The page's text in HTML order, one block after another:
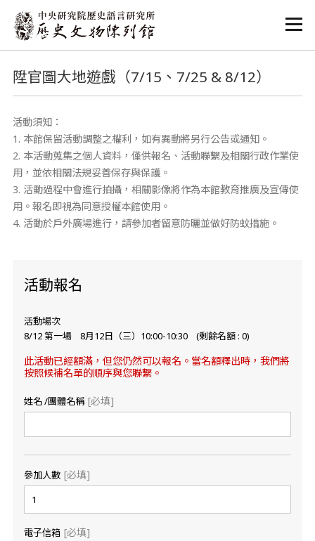
:::
:::
陞官圖大地遊戲（7/15、7/25 & 8/12）
活動須知：
1. 本館保留活動調整之權利，如有異動將另行公告或通知。
2. 本活動蒐集之個人資料，僅供報名、活動聯繫及相關行政作業使
用，並依相關法規妥善保存與保護。
3. 活動過程中會進行拍攝，相關影像將作為本館教育推廣及宣傳使
用。報名即視為同意授權本館使用。
4. 活動於戶外廣場進行，請參加者留意防曬並做好防蚊措施。
活動報名
活動場次
8/12 第一場 8月12日（三）10:00-10:30 (剩餘名額 : 0)
此活動已經額滿，但您仍然可以報名。當名額釋出時，我們將
按照候補名單的順序與您聯繫。
姓名 /團體名稱 [必填]
參加人數 [必填]
電子信箱 [必填]